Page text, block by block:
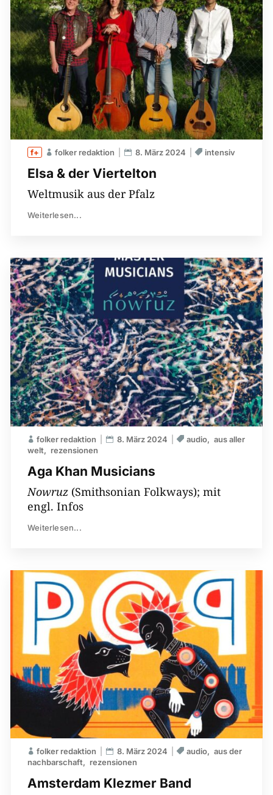
Elsa & der Viertelton
folker redaktion 8. März 2024 intensiv
Weltmusik aus der Pfalz
Weiterlesen...
Aga Khan Musicians
folker redaktion 8. März 2024 audio
aus aller
welt
rezensionen
Nowruz (Smithsonian Folkways); mit
engl. Infos
Weiterlesen...
Amsterdam Klezmer Band
folker redaktion 8. März 2024 audio
aus der
nachbarschaft
rezensionen